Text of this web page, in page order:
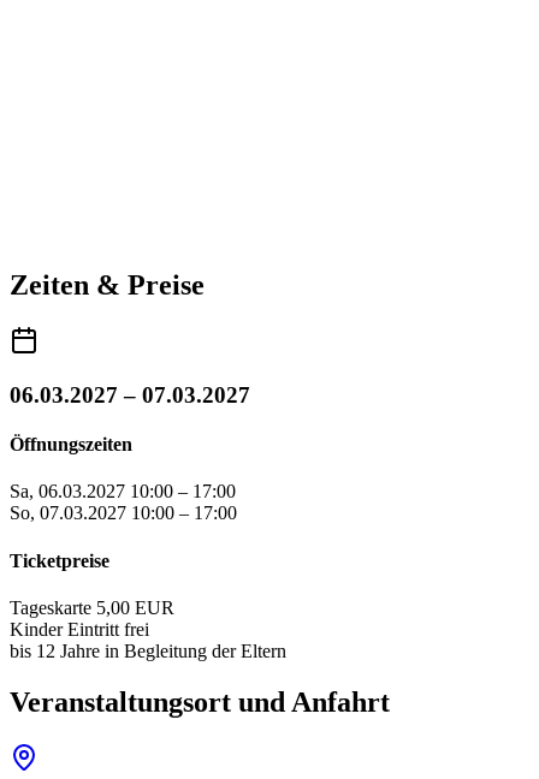
Zeiten & Preise
06.03.2027 – 07.03.2027
Öffnungszeiten
Sa, 06.03.2027 10:00 – 17:00
So, 07.03.2027 10:00 – 17:00
Ticketpreise
Tageskarte 5,00 EUR
Kinder Eintritt frei
bis 12 Jahre in Begleitung der Eltern
Veranstaltungsort und Anfahrt